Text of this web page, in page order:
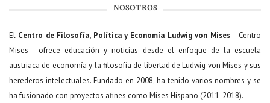
NOSOTROS
El Centro de Filosofía, Política y Economía Ludwig von Mises—Centro
Mises— ofrece educación y noticias desde el enfoque de la escuela
austriaca de economía y la filosofía de libertad de Ludwig von Mises y sus
herederos intelectuales. Fundado en 2008, ha tenido varios nombres y se
ha fusionado con proyectos afines como Mises Hispano (2011-2018).